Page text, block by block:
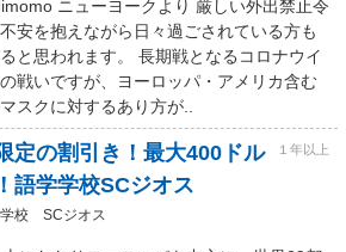
ニューヨークより 厳しい外出禁止令
安を抱えながら日々過ごされている方も
と思われます。 長期戦となるコロナウイ
戦いですが、ヨーロッパ・アメリカ含む
スクに対するあり方が..
定の割引き！最大400ドル
語学学校SCジオス
１年以上
校 SCジオス